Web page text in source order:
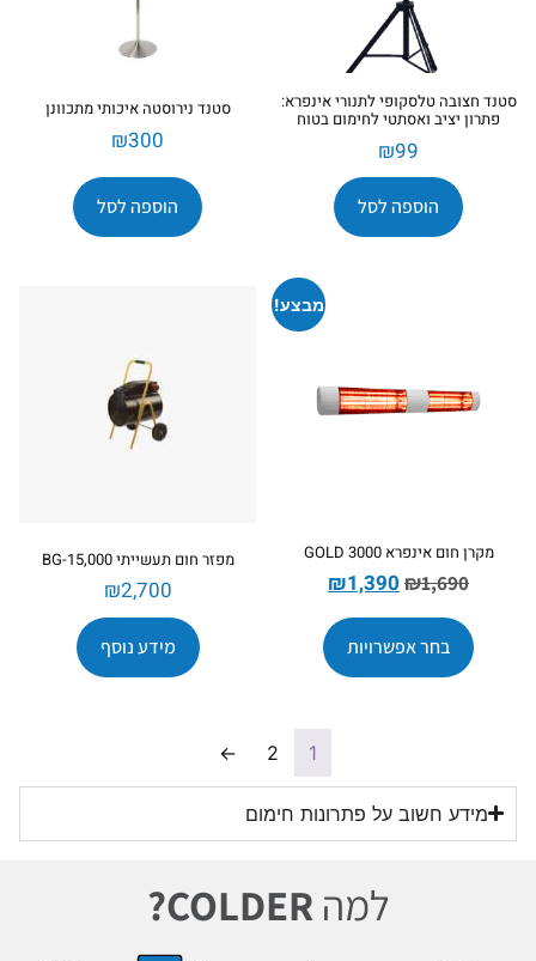
סטנד חצובה טלסקופי לתנורי אינפרא:
פתרון יציב ואסתטי לחימום בטוח
₪99
הוספה לסל
סטנד נירוסטה איכותי מתכוונן
₪300
הוספה לסל
מבצע!
מקרן חום אינפרא GOLD 3000
₪1,690
₪1,390
בחר אפשרויות
מפזר חום תעשייתי BG-15,000
₪2,700
מידע נוסף
1
2
←
מידע חשוב על פתרונות חימום
למהCOLDER?